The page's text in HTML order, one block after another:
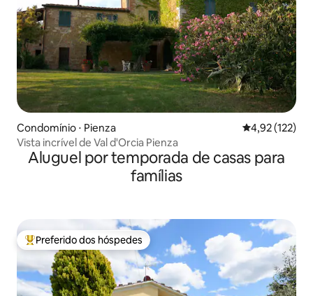
Condomínio ⋅ Pienza 4,92 de uma
4,92 (122)
Vista incrível de Val d'Orcia Pienza
Aluguel por temporada de casas para
famílias
Entre os melhores preferidos dos hóspedes
Preferido dos hóspedes